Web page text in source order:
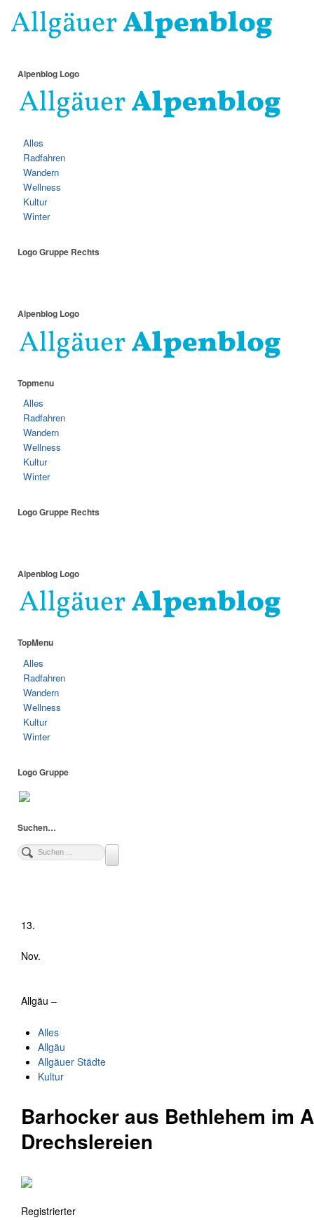
Alpenblog Logo
Alles
Radfahren
Wandern
Wellness
Kultur
Winter
Logo Gruppe Rechts
Alpenblog Logo
Topmenu
Alles
Radfahren
Wandern
Wellness
Kultur
Winter
Logo Gruppe Rechts
Alpenblog Logo
TopMenu
Alles
Radfahren
Wandern
Wellness
Kultur
Winter
Logo Gruppe
Suchen…
13.
Nov.
Allgäu –
Alles
Allgäu
Allgäuer Städte
Kultur
Barhocker aus Bethlehem im
Drechslereien
Registrierter